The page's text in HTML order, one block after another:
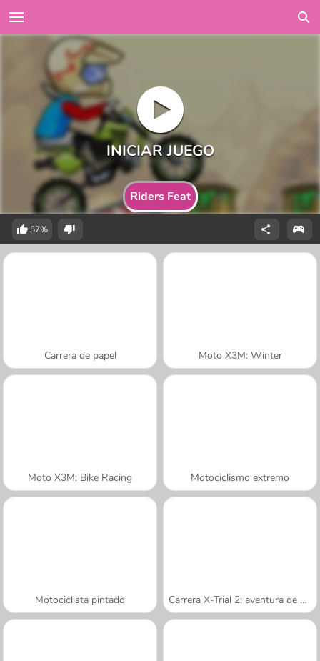
Riders Feat
57%
Carrera de papel Moto X3M: Winter
Moto X3M: Bike Racing Motociclismo extremo
Motociclista pintado Carrera X-Trial 2: aventura de montaña